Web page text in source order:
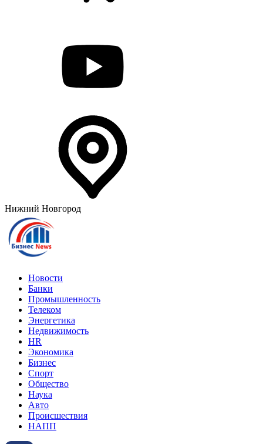
Нижний Новгород
Новости
Банки
Промышленность
Телеком
Энергетика
Недвижимость
HR
Экономика
Бизнес
Спорт
Общество
Наука
Авто
Происшествия
НАПП